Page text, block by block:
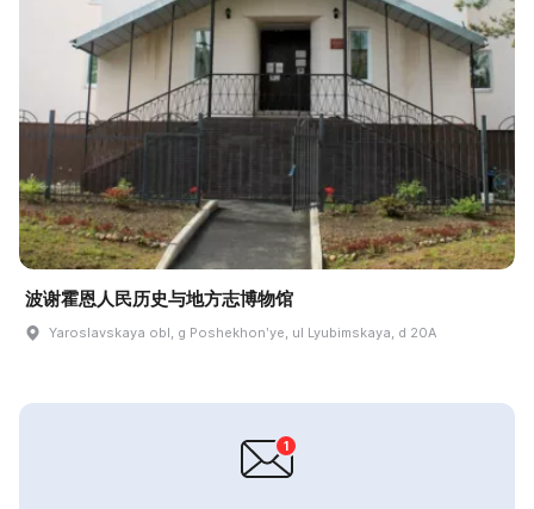
波谢霍恩人民历史与地方志博物馆
Yaroslavskaya obl, g Poshekhonʹye, ul Lyubimskaya, d 20A